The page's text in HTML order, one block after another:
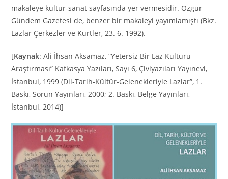
makaleye kültür-sanat sayfasında yer vermesidir. Özgür
Gündem Gazetesi de, benzer bir makaleyi yayımlamıştı (Bkz.
Lazlar Çerkezler ve Kürtler, 23. 6. 1992).
[Kaynak: Ali İhsan Aksamaz, “Yetersiz Bir Laz Kültürü
Araştırması” Kafkasya Yazıları, Sayı 6, Çiviyazıları Yayınevi,
İstanbul, 1999 (Dil-Tarih-Kültür-Gelenekleriyle Lazlar”, 1.
Baskı, Sorun Yayınları, 2000; 2. Baskı, Belge Yayınları,
İstanbul, 2014)]